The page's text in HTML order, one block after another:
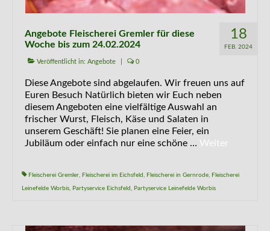
18
FEB. 2024
Angebote Fleischerei Gremler für diese
Woche bis zum 24.02.2024
Veröffentlicht in: Angebote 0
Diese Angebote sind abgelaufen. Wir freuen uns auf
Euren Besuch Natürlich bieten wir Euch neben
diesem Angeboten eine vielfältige Auswahl an
frischer Wurst, Fleisch, Käse und Salaten in
unserem Geschäft! Sie planen eine Feier, ein
Jubiläum oder einfach nur eine schöne … Weiter
Fleischerei Gremler, Fleischerei im Eichsfeld , Fleischerei in Gernrode, Fleischerei
Leinefelde Worbis, Partyservice Eichsfeld , Partyservice Leinefelde Worbis